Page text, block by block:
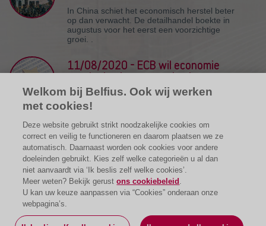
In China schiet het economisch herstel beter
op dan verwacht. De detailhandel boekte in
augustus voor het eerst een voorzichtige
groei. .
11/08/2020 - ECB wil economie
voorlopig niet extra stimuleren
De Europese Centrale Bank gooit voorlopig
geen nieuwe stimuleringsmaatregelen in de
Welkom bij Belfius. Ook wij werken
met cookies!
Deze website gebruikt strikt noodzakelijke cookies om
correct en veilig te functioneren en daarom plaatsen we ze
automatisch. Daarnaast worden ook cookies voor andere
doeleinden gebruikt. Kies zelf welke categorieën u al dan
niet aanvaardt via ‘Ik beslis zelf welke cookies’.
Meer weten? Bekijk gerustons cookiebeleid .
U kan uw keuze aanpassen via “Cookies” onderaan onze
webpagina’s.